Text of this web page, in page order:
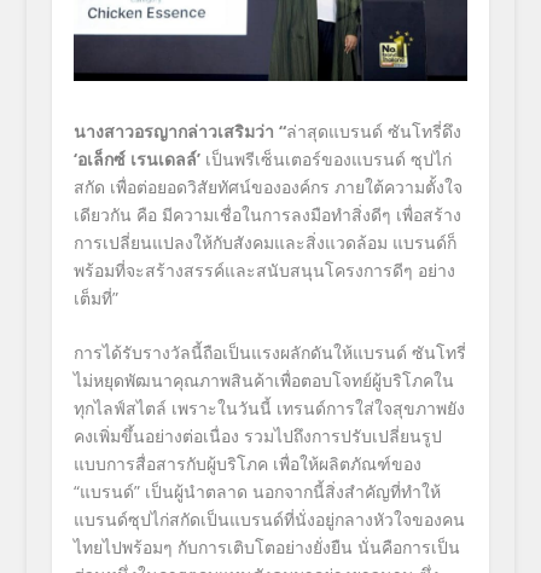
นางสาวอรญากล่าวเสริมว่า “ล่าสุดแบรนด์ ซันโทรี่ดึง
‘อเล็กซ์ เรนเดลล์’ เป็นพรีเซ็นเตอร์ของแบรนด์ ซุปไก่
สกัด เพื่อต่อยอดวิสัยทัศน์ขององค์กร ภายใต้ความตั้งใจ
เดียวกัน คือ มีความเชื่อในการลงมือทำสิ่งดีๆ เพื่อสร้าง
การเปลี่ยนแปลงให้กับสังคมและสิ่งแวดล้อม แบรนด์ก็
พร้อมที่จะสร้างสรรค์และสนับสนุนโครงการดีๆ อย่าง
เต็มที่”
การได้รับรางวัลนี้ถือเป็นแรงผลักดันให้แบรนด์ ซันโทรี่
ไม่หยุดพัฒนาคุณภาพสินค้าเพื่อตอบโจทย์ผู้บริโภคใน
ทุกไลฟ์สไตล์ เพราะในวันนี้ เทรนด์การใส่ใจสุขภาพยัง
คงเพิ่มขึ้นอย่างต่อเนื่อง รวมไปถึงการปรับเปลี่ยนรูป
แบบการสื่อสารกับผู้บริโภค เพื่อให้ผลิตภัณฑ์ของ
“แบรนด์”เป็นผู้นำตลาด นอกจากนี้สิ่งสำคัญที่ทำให้
แบรนด์ซุปไก่สกัดเป็นแบรนด์ที่นั่งอยู่กลางหัวใจของคน
ไทยไปพร้อมๆ กับการเติบโตอย่างยั่งยืน นั่นคือการเป็น